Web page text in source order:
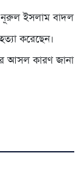
নূরুল ইসলাম বাদল
করেছেন।
আসল কারণ জানা